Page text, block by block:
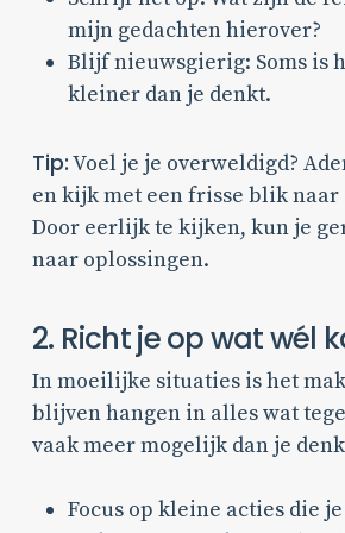
mijn gedachten hierover?
Blijf nieuwsgierig: Soms is
kleiner dan je denkt.
Tip:Voel je je overweldigd?
en kijk met een frisse blik naar
Door eerlijk te kijken, kun je
naar oplossingen.
2. Richt je op wat wél
In moeilijke situaties is het
blijven hangen in alles wat
vaak meer mogelijk dan je
Focus op kleine acties die